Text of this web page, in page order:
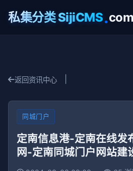
私集分类 SijiCMS.com
返回资讯中心
同城门户
定南信息港-定南在线发
网-定南同城门户网站建